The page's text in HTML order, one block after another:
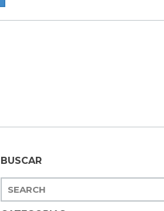
BUSCAR
E